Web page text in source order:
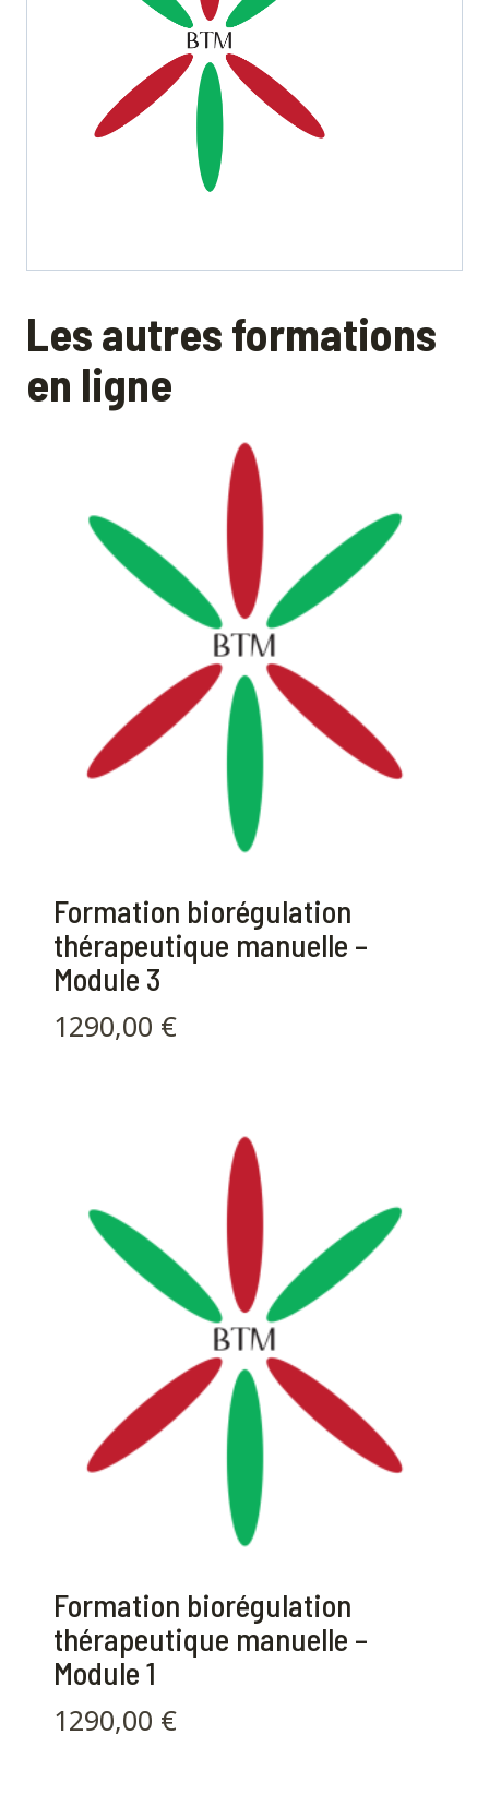
Les autres formations
en ligne
Formation biorégulation
thérapeutique manuelle –
Module 3
1290,00 €
Formation biorégulation
thérapeutique manuelle –
Module 1
1290,00 €